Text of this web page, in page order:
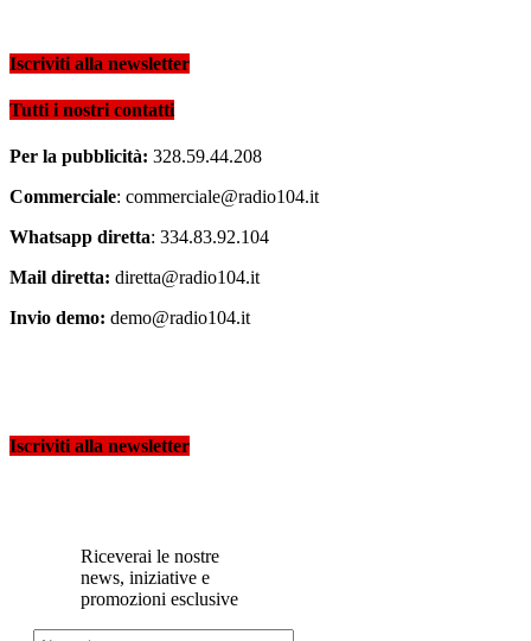
Iscriviti alla newsletter
Tutti i nostri contatti
Per la pubblicità: 328.59.44.208
Commerciale: commerciale@radio104.it
Whatsapp diretta: 334.83.92.104
Mail diretta: diretta@radio104.it
Invio demo: demo@radio104.it
Iscriviti alla newsletter
Riceverai le nostre
news, iniziative e
promozioni esclusive